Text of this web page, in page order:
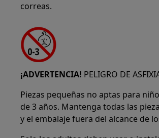
correas.
¡ADVERTENCIA! PELIGRO DE
Piezas pequeñas no aptas para
de 3 años. Mantenga todas las
y el embalaje fuera del alcance de